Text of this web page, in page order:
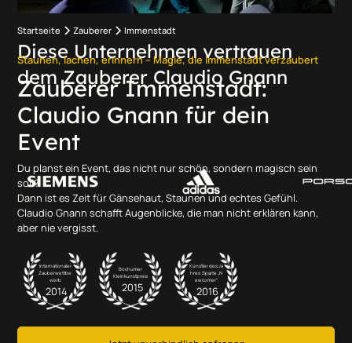
Startseite Zauberer Immenstadt
Staunen, lachen, erinnern – Magie, die Immenstadt verzaubert
Zauberer Immenstadt:
Claudio Gnann für dein
Event
Du planst ein Event, das nicht nur schön, sondern magisch sein
soll?
Dann ist es Zeit für Gänsehaut, Staunen und echtes Gefühl.
Claudio Gnann schafft Augenblicke, die man nicht erklären kann,
aber nie vergisst.
Internationaler
Zauberwettbe
werb
2014
Bochumer
Kleinkunstpreis
2015
Künstler des Ja
hres Sparte „N
ewcomer“
2016
Diese Unternehmen vertrauen
dem Zauberer Claudio Gnann